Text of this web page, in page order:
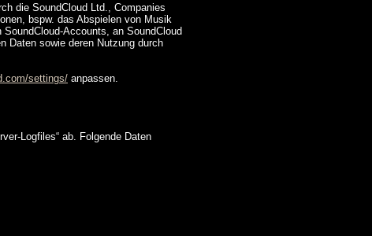
die SoundCloud Ltd., Companies
bspw. das Abspielen von Musik
Accounts, an SoundCloud
Daten sowie deren Nutzung durch
settings/ anpassen.
Logfiles“ ab. Folgende Daten